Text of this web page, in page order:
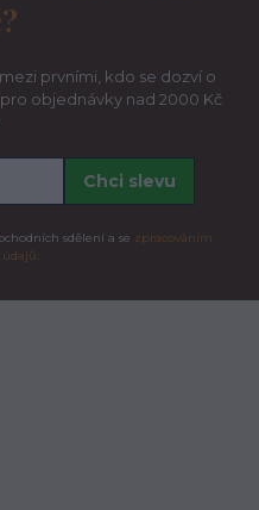
prvními, kdo se dozví o
objednávky nad 2000 Kč
Chci slevu
sdělení a se zpracováním